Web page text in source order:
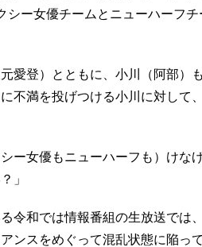
ー女優チームとニューハーフチ
愛登）とともに、小川（阿部）
不満を投げつける小川に対して
女優もニューハーフも）けな
」
令和では情報番組の生放送では
ンスをめぐって混乱状態に陥っ